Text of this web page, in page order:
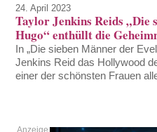
24. April 2023
Taylor Jenkins Reids „Die
Hugo“ enthüllt die
In „Die sieben Männer der
Jenkins Reid das Hollywood
einer der schönsten Frauen